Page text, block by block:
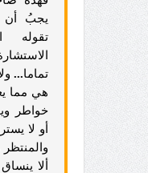
يجبُ أن
تقوله
تماما...
هي مما
خواطر
أو لا
ألا